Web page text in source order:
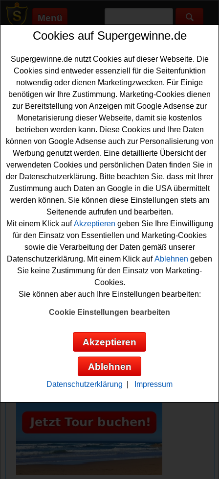
Menü
Supergewinne.de>Gewinnspiele>Technik Gewinnspiele>
Anzeige:
Anzeige:
Auto Motor und Sport
Adventskalender Gewinnspiel
Bei demAutoMotor und Sport Adventskalender
Gewinnspiel warten tolle Türchen auf neugierige
Gewinner. Insgesamt werden Preise im Gesamtwert von
ca. 10000 Euro verlost. Was es genau im Auto Motor und
SportAdventskalenderzu gewinnen gibt, erfahren Sie,
wenn Sie die jeweiligen Türchen des Auto Motor und
Sport Adventskalenders öffnen. Am 1.12. können Sie
schon eine tolleUhr gewinnen . Bleiben Sie gespannt
und sichern Sie sich die Gewinnchancen im Dezember.
Viel Glück bei dem Auto Motor und Sport
Adventskalender Gewinnspiel 2025.
Auto Motor und Sport verlost tolle
Sachpreise und Überraschungen
Cookies auf Supergewinne.de
Supergewinne.de nutzt Cookies auf dieser Webseite. Die
Cookies sind entweder essenziell für die Seitenfunktion
notwendig oder dienen Marketingzwecken. Für Einige
benötigen wir Ihre Zustimmung. Marketing-Cookies dienen
zur Bereitstellung von Anzeigen mit Google Adsense zur
Monetarisierung dieser Webseite, damit sie kostenlos
betrieben werden kann. Diese Cookies und Ihre Daten
können von Google Adsense auch zur Personalisierung von
Werbung genutzt werden. Eine detaillierte Übersicht der
verwendeten Cookies und persönlichen Daten finden Sie in
der Datenschutzerklärung. Bitte beachten Sie, dass mit Ihrer
Zustimmung auch Daten an Google in die USA übermittelt
werden können. Sie können diese Einstellungen stets am
Seitenende aufrufen und bearbeiten.
Mit einem Klick aufAkzeptieren geben Sie Ihre Einwilligung
für den Einsatz von Essentiellen und Marketing-Cookies
sowie die Verarbeitung der Daten gemäß unserer
Datenschutzerklärung. Mit einem Klick aufAblehnen geben
Sie keine Zustimmung für den Einsatz von Marketing-
Cookies.
Sie können aber auch Ihre Einstellungen bearbeiten:
Cookie Einstellungen bearbeiten
Akzeptieren
Ablehnen
Datenschutzerklärung Impressum